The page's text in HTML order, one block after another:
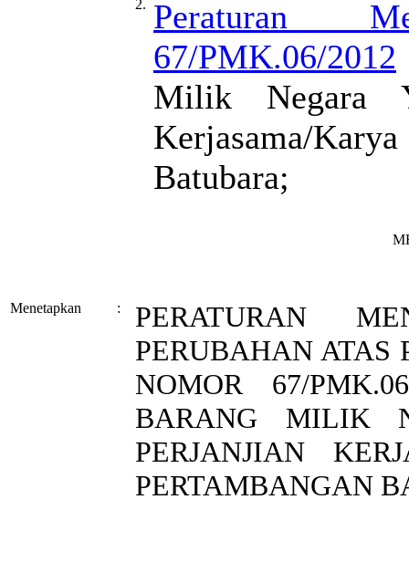
2. Peraturan
67/PMK.06/2012
Milik Negara
Kerjasama/
Batubara;
Menetapkan :
PERATURAN
PERUBAHAN ATAS
NOMOR 67/
BARANG MILIK
PERJANJIAN
PERTAMBANGAN